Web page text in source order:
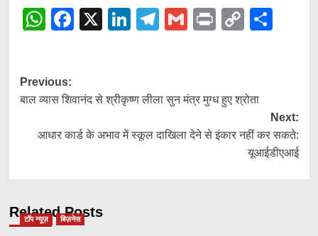
WhatsApp
Facebook
X LinkedIn
Telegram
Gmail
Print
Copy
Post
navigation
Previous:
बाल व्यास शिवानंद से श्रीकृष्ण लीला सुन मंत्र मुग्ध हुए श्रोता
Next:
आधार कार्ड के अभाव में स्कूल दाखिला देने से इंकार नहीं कर सकते:
यूआईडीएआई
Related Posts
टॉप न्यूज़ बिज़नेस